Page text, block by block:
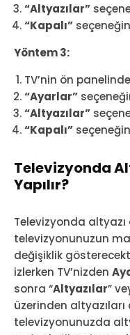
“Altyazılar”
“Kapalı”
Yöntem 3:
TV’nin ön
“Ayarlar”
“Altyazılar”
“Kapalı”
Televizyonda
Yapılır?
Televizyonda
televizyonunuzun
değişiklik
izlerken TV’nizden
sonra “Altyazılar”
üzerinden
televizyonunuzda